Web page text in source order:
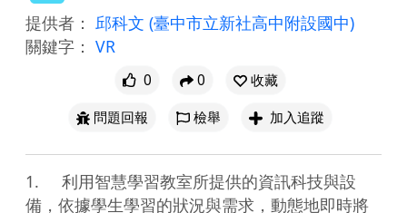
提供者： 邱科文 (臺中市立新社高中附設國中)
關鍵字： VR
0 0
收藏
問題回報
檢舉 加入追蹤
1.	利用智慧學習教室所提供的資訊科技與設
備，依據學生學習的狀況與需求，動態地即時將